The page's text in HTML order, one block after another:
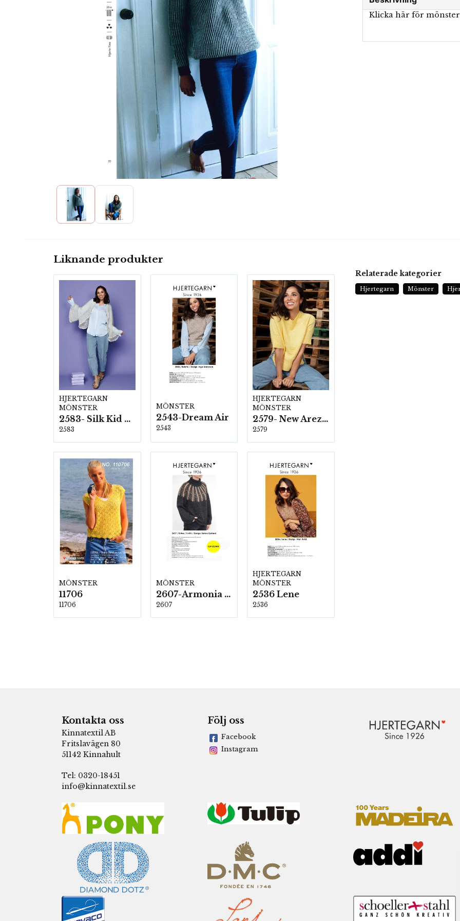
Klicka här för mönster
Liknande produkter
HJERTEGARN
MÖNSTER
2583- Silk Kid Mohair
2583
MÖNSTER
2543-Dream Air
2543
HJERTEGARN
MÖNSTER
2579- New Arezzo
2579
MÖNSTER
11706
11706
MÖNSTER
2607-Armonia och Alpaca 400
2607
HJERTEGARN
MÖNSTER
2536 Lene
2536
Relaterade kategorier
Hjertegarn Mönster
Kontakta oss
Kinnatextil AB
Fritslavägen 80
51142 Kinnahult
Tel: 0320-18451
info@kinnatextil.se
Följ oss
Facebook
Instagram